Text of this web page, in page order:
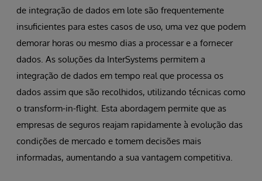
de integração de dados em lote são frequentemente
insuficientes para estes casos de uso, uma vez que podem
demorar horas ou mesmo dias a processar e a fornecer
dados. As soluções da InterSystems permitem a
integração de dados em tempo real que processa os
dados assim que são recolhidos, utilizando técnicas como
o transform-in-flight. Esta abordagem permite que as
empresas de seguros reajam rapidamente à evolução das
condições de mercado e tomem decisões mais
informadas, aumentando a sua vantagem competitiva.